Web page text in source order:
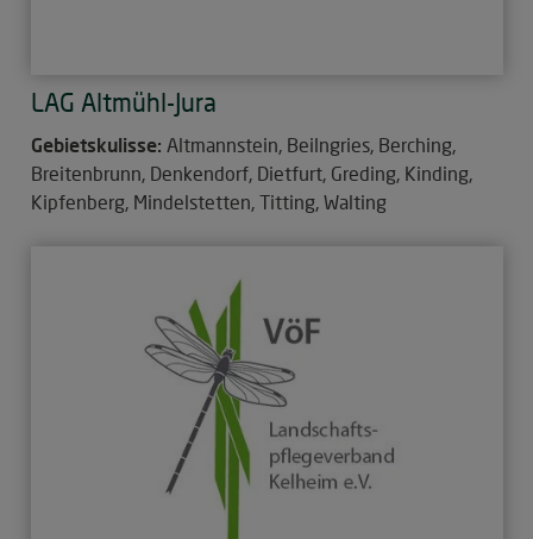
LAG Altmühl-Jura
Gebietskulisse: Altmannstein, Beilngries, Berching,
Breitenbrunn, Denkendorf, Dietfurt, Greding, Kinding,
Kipfenberg, Mindelstetten, Titting, Walting